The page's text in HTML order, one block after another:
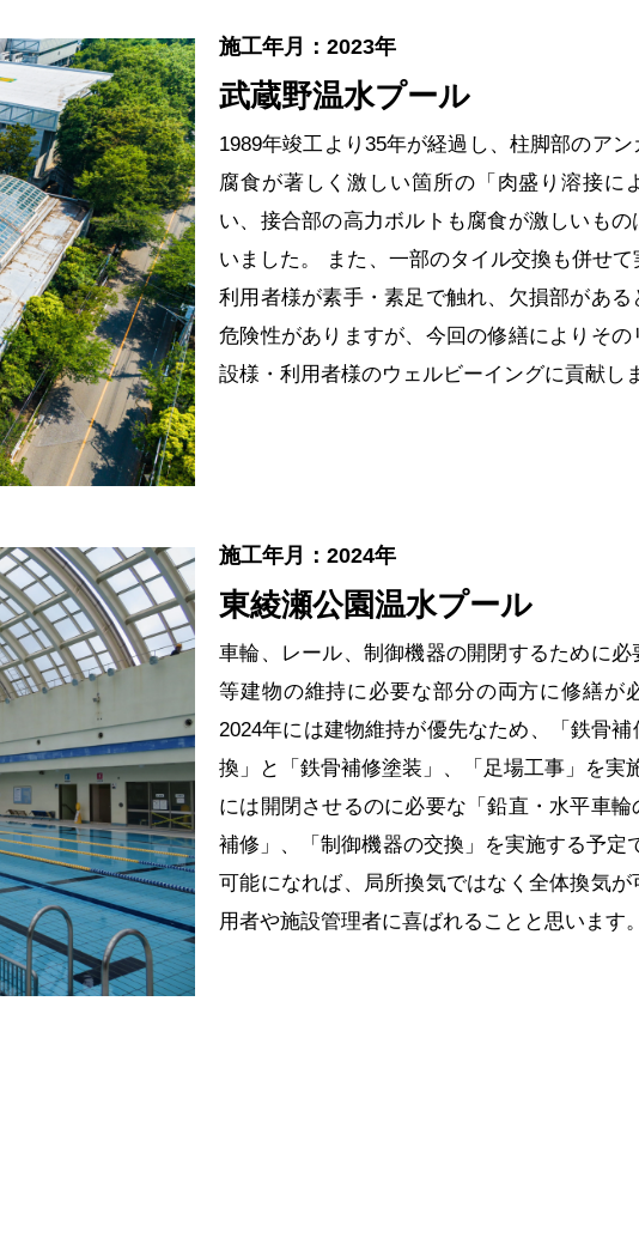
施工年月：2023年
武蔵野温水プール
1989年竣工より35年が経過し、柱脚部のア
腐食が著しく激しい箇所の「肉盛り溶接に
い、接合部の高力ボルトも腐食が激しいも
いました。 また、一部のタイル交換も併せ
利用者様が素手・素足で触れ、欠損部がある
危険性がありますが、今回の修繕によりそ
設様・利用者様のウェルビーイングに貢献し
施工年月：2024年
東綾瀬公園温水プール
車輪、レール、制御機器の開閉するために必
等建物の維持に必要な部分の両方に修繕が
2024年には建物維持が優先なため、「鉄骨
換」と「鉄骨補修塗装」、「足場工事」を実
には開閉させるのに必要な「鉛直・水平車
補修」、「制御機器の交換」を実施する予定
可能になれば、局所換気ではなく全体換気が
用者や施設管理者に喜ばれることと思います。